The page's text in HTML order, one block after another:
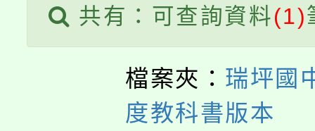
程，歡迎學生輔導中心
心理、諮商輔導、社會
系所師生報名參加。
共有：可查詢資料(1)
檔案夾： 瑞坪國
度教科書版本